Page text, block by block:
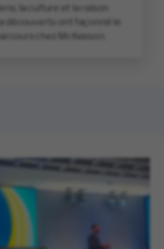
la culture et la raison
a découverts ont façonné le
chez McKesson.